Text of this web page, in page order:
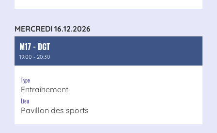
MERCREDI 16.12.2026
M17 - DGT
19:00 - 20:30
Type
Entraînement
Lieu
Pavillon des sports